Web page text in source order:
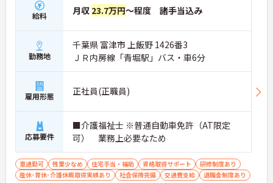
給料 月収 23.7万円～程度 諸手当込み
勤務地
千葉県 富津市 上飯野 1426番3
ＪＲ内房線「青堀駅」バス・車6分
雇用形態 正社員(正職員)
応募要件
■介護福祉士 ※普通自動車免許（AT限定
可） 業務上必要なため
車通勤可 残業少なめ 住宅手当・補助 資格取得サポート
研修制度あり
産休･育休･介護休暇取得実績あり
社会保険完備 交通費支給 退職金制度あり